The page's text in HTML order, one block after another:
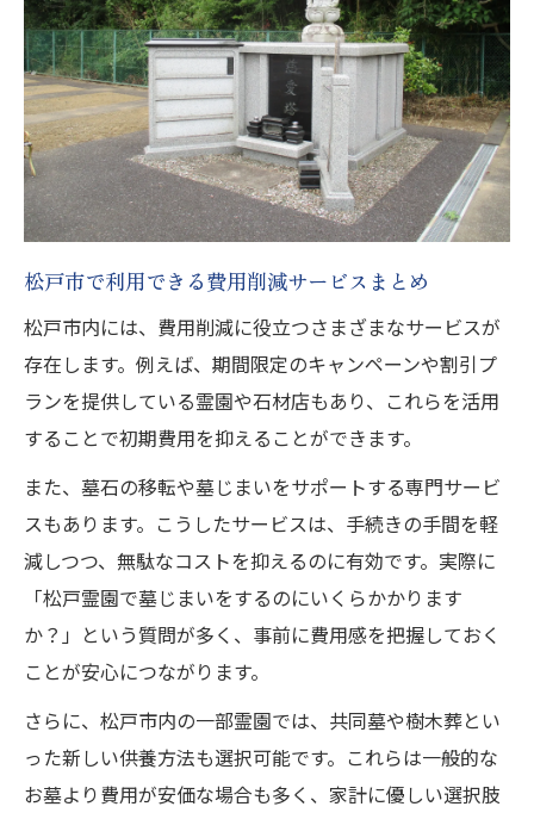
松戸市で利用できる費用削減サービスまとめ
松戸市内には、費用削減に役立つさまざまなサービスが
存在します。例えば、期間限定のキャンペーンや割引プ
ランを提供している霊園や石材店もあり、これらを活用
することで初期費用を抑えることができます。
また、墓石の移転や墓じまいをサポートする専門サービ
スもあります。こうしたサービスは、手続きの手間を軽
減しつつ、無駄なコストを抑えるのに有効です。実際に
「松戸霊園で墓じまいをするのにいくらかかります
か？」という質問が多く、事前に費用感を把握しておく
ことが安心につながります。
さらに、松戸市内の一部霊園では、共同墓や樹木葬とい
った新しい供養方法も選択可能です。これらは一般的な
お墓より費用が安価な場合も多く、家計に優しい選択肢